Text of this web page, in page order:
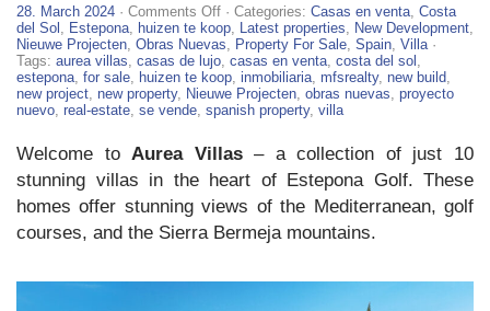
28. March 2024 · Comments Offon
Aurea
Villas
–
Luxury
Villas
For
Estepona
· Categories: Casas en venta Costa
del Sol
Estepona huizen te koop Latest properties New Development
Nieuwe Projecten Obras Nuevas Property For Sale Spain Villa ·
Tags: aurea villas casas de lujo casas en venta costa del sol
estepona for sale huizen te koop inmobiliaria mfsrealty, new build
new project new property, Nieuwe Projecten obras nuevas proyecto
nuevo real-estate se vende spanish property, villa
Welcome toAurea Villas– a collection of just 10
stunning villas in the heart of Estepona Golf. These
homes offer stunning views of the Mediterranean, golf
courses, and the Sierra Bermeja mountains.